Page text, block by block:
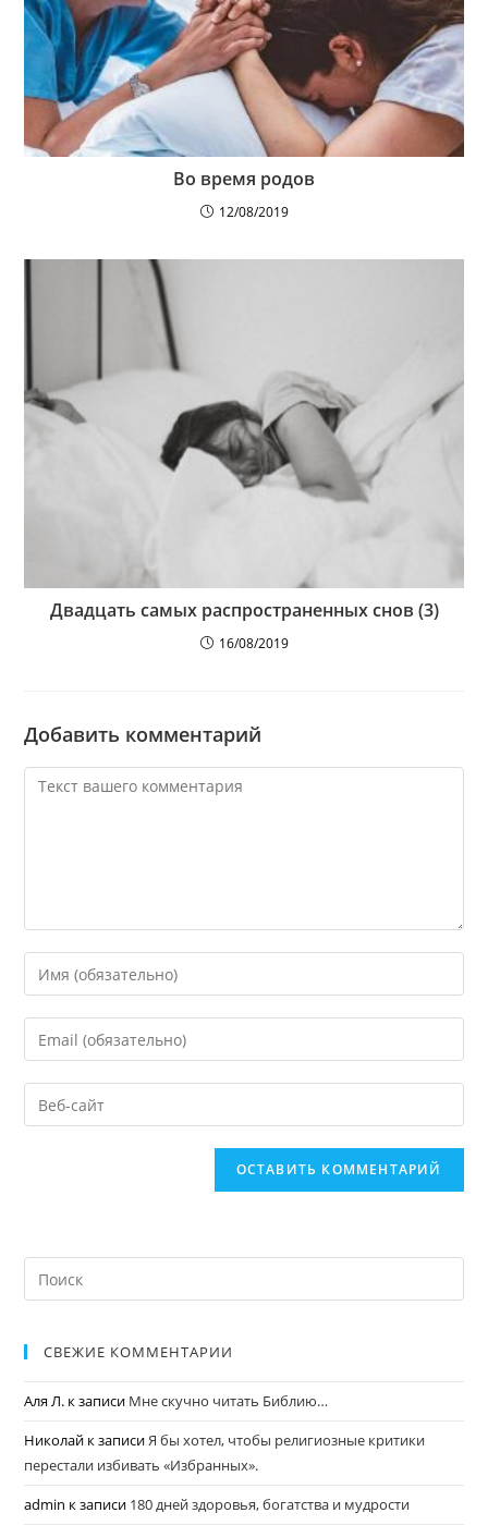
Во время родов
12/08/2019
Двадцать самых распространенных снов (3)
16/08/2019
Добавить комментарий
СВЕЖИЕ КОММЕНТАРИИ
Аля Л. к записи Мне скучно читать Библию…
Николай к записиЯ бы хотел, чтобы религиозные критики
перестали избивать «Избранных».
admin к записи 180 дней здоровья, богатства и мудрости